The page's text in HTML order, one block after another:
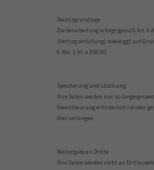
Rechtsgrundlage
Die Verarbeitung erfolgt gemäß Art. 6
(Vertragserfüllung) sowie ggf. auf
6 Abs. 1 lit. a DSGVO.
Speicherung und Löschung
Ihre Daten werden nur so lange
Dienstleistung erforderlich ist oder
dies verlangen.
Weitergabe an Dritte
Ihre Daten werden nicht an Dritte